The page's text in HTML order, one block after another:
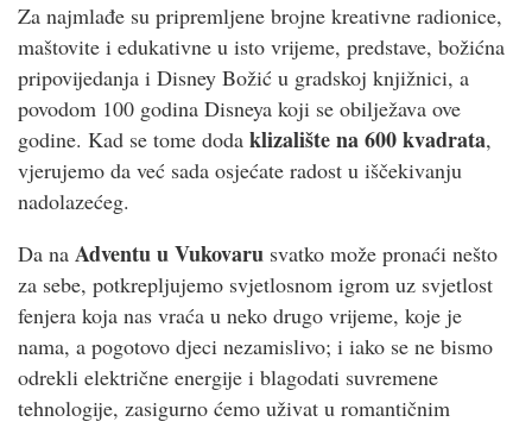
Za najmlađe su pripremljene brojne kreativne radionice,
maštovite i edukativne u isto vrijeme, predstave, božićna
pripovijedanja i Disney Božić u gradskoj knjižnici, a
povodom 100 godina Disneya koji se obilježava ove
godine. Kad se tome doda klizalište na 600 kvadrata,
vjerujemo da već sada osjećate radost u iščekivanju
nadolazećeg.
Da na Adventu u Vukovaru svatko može pronaći nešto
za sebe, potkrepljujemo svjetlosnom igrom uz svjetlost
fenjera koja nas vraća u neko drugo vrijeme, koje je
nama, a pogotovo djeci nezamislivo; i iako se ne bismo
odrekli električne energije i blagodati suvremene
tehnologije, zasigurno ćemo uživat u romantičnim